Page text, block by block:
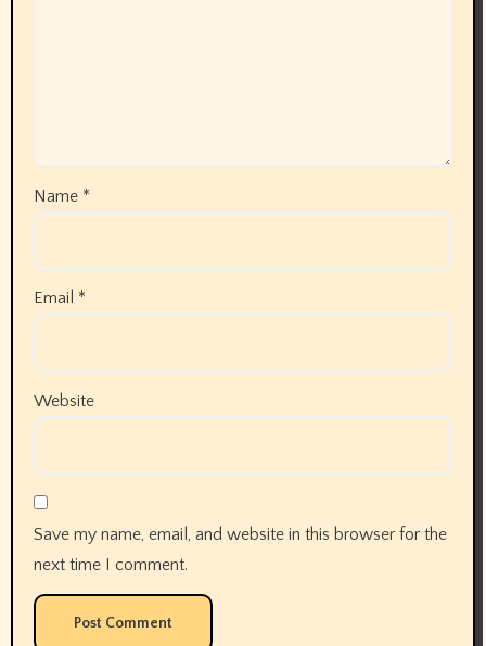
Name *
Email *
Website
Save my name, email, and website in this browser for the
next time I comment.